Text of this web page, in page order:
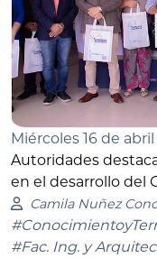
Miércoles 16 de
Autoridades
en el desarrollo del
Camila Nuñez
#Fac. Ing. y